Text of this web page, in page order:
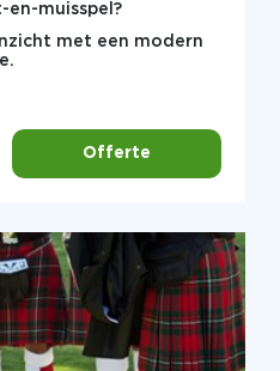
en-muisspel?
met een modern
Offerte